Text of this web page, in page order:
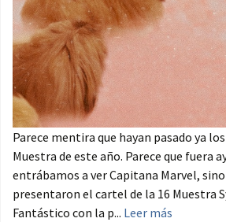
Parece mentira que hayan pasado ya
Muestra de este año. Parece que fuera
entrábamos a ver Capitana Marvel,
presentaron el cartel de la 16 Muestra
Fantástico con la p... Leer más